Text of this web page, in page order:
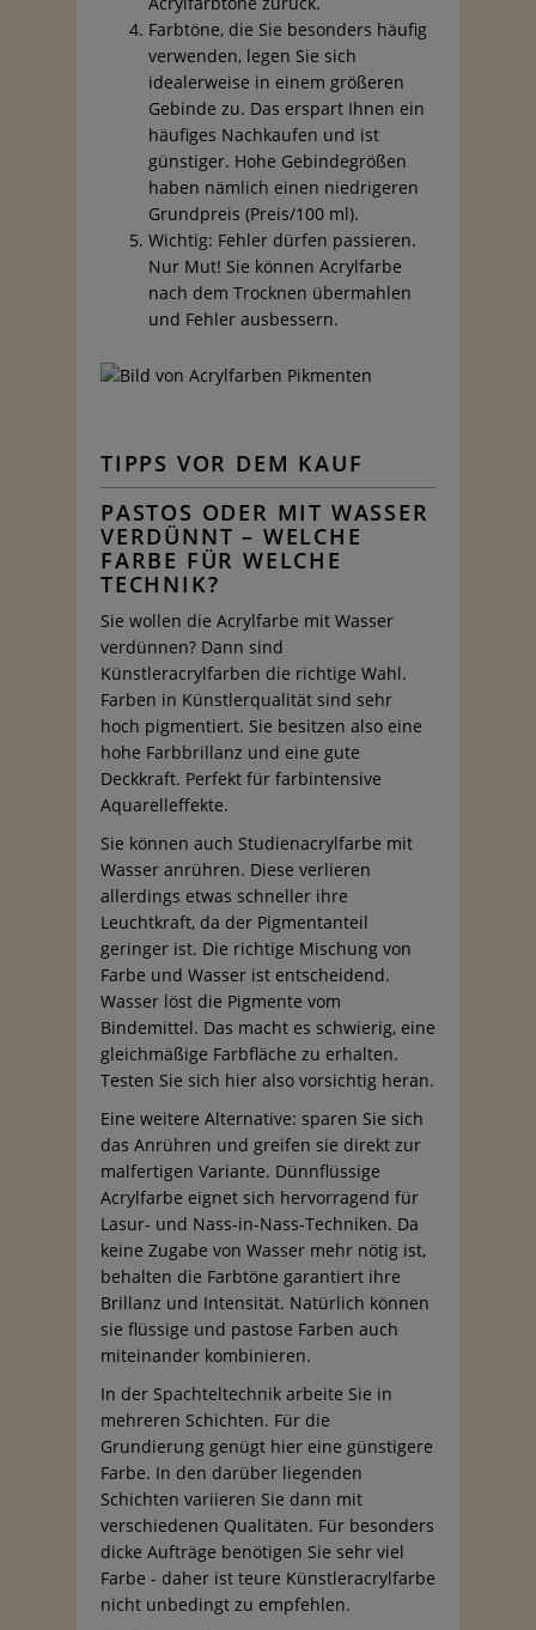
Farbtöne, die Sie besonders häufig
verwenden, legen Sie sich
idealerweise in einem größeren
Gebinde zu. Das erspart Ihnen ein
häufiges Nachkaufen und ist
günstiger. Hohe Gebindegrößen
haben nämlich einen niedrigeren
Grundpreis (Preis/100 ml).
Wichtig: Fehler dürfen passieren.
Nur Mut! Sie können Acrylfarbe
nach dem Trocknen übermahlen
und Fehler ausbessern.
TIPPS VOR DEM KAUF
PASTOS ODER MIT WASSER
VERDÜNNT – WELCHE
FARBE FÜR WELCHE
TECHNIK?
Sie wollen die Acrylfarbe mit Wasser
verdünnen? Dann sind
Künstleracrylfarben die richtige Wahl.
Farben in Künstlerqualität sind sehr
hoch pigmentiert. Sie besitzen also eine
hohe Farbbrillanz und eine gute
Deckkraft. Perfekt für farbintensive
Aquarelleffekte.
Sie können auch Studienacrylfarbe mit
Wasser anrühren. Diese verlieren
allerdings etwas schneller ihre
Leuchtkraft, da der Pigmentanteil
geringer ist. Die richtige Mischung von
Farbe und Wasser ist entscheidend.
Wasser löst die Pigmente vom
Bindemittel. Das macht es schwierig, eine
gleichmäßige Farbfläche zu erhalten.
Testen Sie sich hier also vorsichtig heran.
Eine weitere Alternative: sparen Sie sich
das Anrühren und greifen sie direkt zur
malfertigen Variante. Dünnflüssige
Acrylfarbe eignet sich hervorragend für
Lasur- und Nass-in-Nass-Techniken. Da
keine Zugabe von Wasser mehr nötig ist,
behalten die Farbtöne garantiert ihre
Brillanz und Intensität. Natürlich können
sie flüssige und pastose Farben auch
miteinander kombinieren.
In der Spachteltechnik arbeite Sie in
mehreren Schichten. Für die
Grundierung genügt hier eine günstigere
Farbe. In den darüber liegenden
Schichten variieren Sie dann mit
verschiedenen Qualitäten. Für besonders
dicke Aufträge benötigen Sie sehr viel
Farbe - daher ist teure Künstleracrylfarbe
nicht unbedingt zu empfehlen.